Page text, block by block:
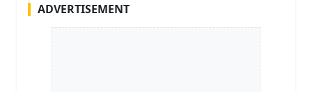
ADVERTISEMENT